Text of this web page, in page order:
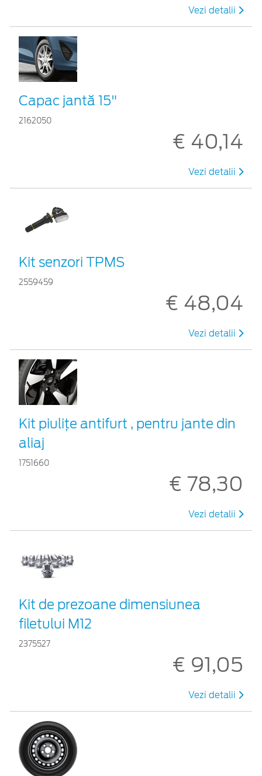
Vezi detalii
Capac jantă 15"
2162050
€ 40,14
Vezi detalii
Kit senzori TPMS
2559459
€ 48,04
Vezi detalii
Kit piuliţe antifurt , pentru jante din
aliaj
1751660
€ 78,30
Vezi detalii
Kit de prezoane dimensiunea
filetului M12
2375527
€ 91,05
Vezi detalii